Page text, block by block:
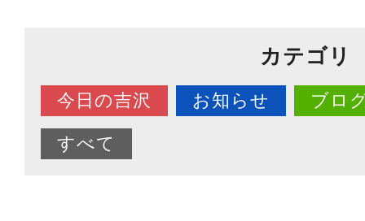
カテゴリ
今日の吉沢 お知らせ ブロ
すべて